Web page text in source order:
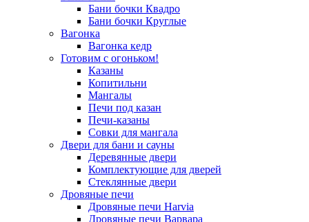
Бани бочки Квадро
Бани бочки Круглые
Вагонка
Вагонка кедр
Готовим с огоньком!
Казаны
Копитильни
Мангалы
Печи под казан
Печи-казаны
Совки для мангала
Двери для бани и сауны
Деревянные двери
Комплектующие для дверей
Стеклянные двери
Дровяные печи
Дровяные печи Harvia
Дровяные печи Варвара